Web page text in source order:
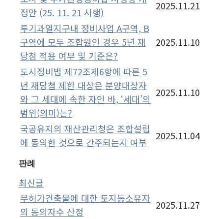
정안 (25. 11. 21 시행)
2025.11.21
투기과열지구내 정비사업 A구역, B
구역에 모두 조합원인 경우 5년 재
당첨 적용 여부 및 기준은?
2025.11.10
도시정비법 제72조제6항에 따른 5
년 재당첨 제한 대상은 분양대상자
와 그 세대에 속한 자인 바, ‘세대’의
범위(의미)는?
2025.11.10
국공유지의 재산관리청은 조합설립
에 동의한 것으로 간주되는지 여부
2025.11.04
판례
최신글
무허가건축물에 대한 토지등소유자
의 동의자수 산정
2025.11.27